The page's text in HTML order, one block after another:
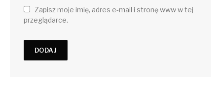
Zapisz moje imię, adres e-mail i stronę www w tej
przeglądarce.